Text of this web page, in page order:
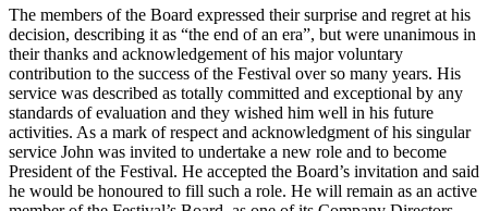
The members of the Board expressed their surprise and regret at his
decision, describing it as “the end of an era”, but were unanimous in
their thanks and acknowledgement of his major voluntary
contribution to the success of the Festival over so many years. His
service was described as totally committed and exceptional by any
standards of evaluation and they wished him well in his future
activities. As a mark of respect and acknowledgment of his singular
service John was invited to undertake a new role and to become
President of the Festival. He accepted the Board’s invitation and said
he would be honoured to fill such a role. He will remain as an active